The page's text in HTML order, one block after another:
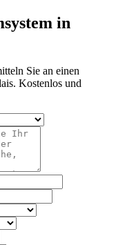
in
Sie an einen
Kostenlos und